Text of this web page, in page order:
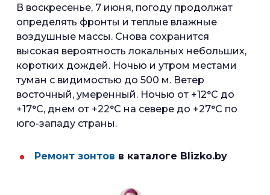
В воскресенье, 7 июня, погоду продолжат
определять фронты и теплые влажные
воздушные массы. Снова сохранится
высокая вероятность локальных небольших,
коротких дождей. Ночью и утром местами
туман с видимостью до 500 м. Ветер
восточный, умеренный. Ночью от +12°С до
+17°С, днем от +22°С на севере до +27°С по
юго-западу страны.
Ремонт зонтов в каталоге Blizko.by